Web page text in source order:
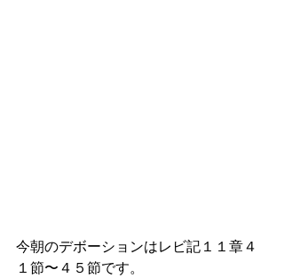
今朝のデボーションはレビ記１１章４
１節〜４５節です。